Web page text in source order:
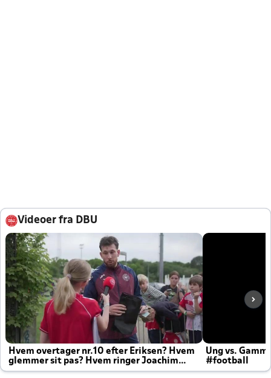
Videoer fra DBU
Hvem overtager nr.10 efter Eriksen? Hvem
glemmer sit pas? Hvem ringer Joachim
altid til efter kampe?
Ung vs.
#football